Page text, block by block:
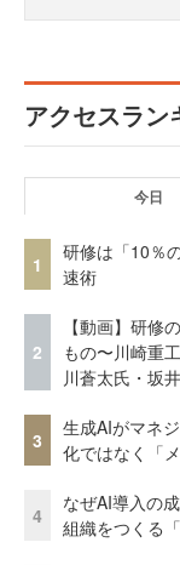
アクセスラン
今日
1
研修は「10％
速術
2
【動画】研修
もの〜川崎重
川蒼太氏・坂
3
生成AIがマネ
化ではなく「
4
なぜAI導入の
組織をつくる